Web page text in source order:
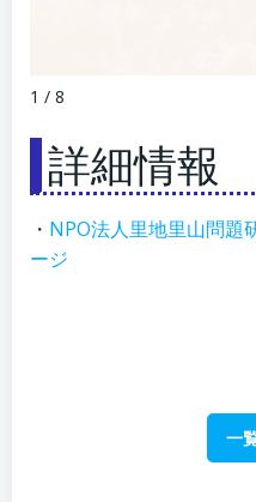
1 / 8
詳細情報
・ NPO法人里地里山問題
ージ
一